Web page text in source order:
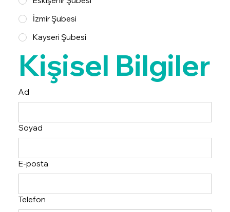
İzmir Şubesi
Kayseri Şubesi
Kişisel Bilgiler
Ad
Soyad
E-posta
Telefon